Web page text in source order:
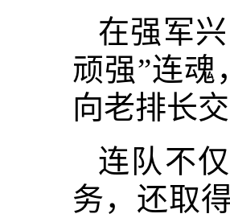
在强军
顽强”连魂
向老排长
连队不
务，还取